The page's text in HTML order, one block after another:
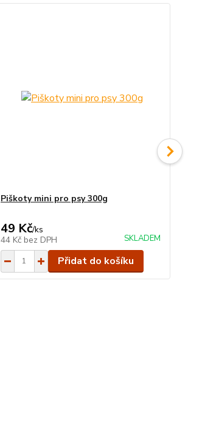
Piškoty mini pro psy 300g
49 Kč/ks
44 Kč bez DPH SKLADEM
Přidat do košíku